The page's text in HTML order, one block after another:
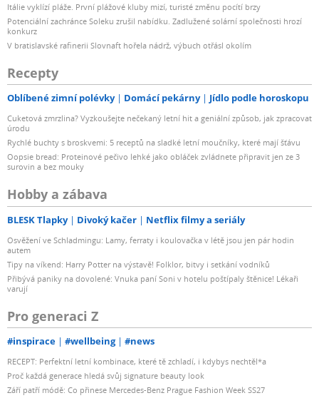
Itálie vyklízí pláže. První plážové kluby mizí, turisté změnu pocítí brzy
Potenciální zachránce Soleku zrušil nabídku. Zadlužené solární společnosti hrozí
konkurz
V bratislavské rafinerii Slovnaft hořela nádrž, výbuch otřásl okolím
Recepty
Oblíbené zimní polévky Domácí pekárny Jídlo podle horoskopu
Cuketová zmrzlina? Vyzkoušejte nečekaný letní hit a geniální způsob, jak zpracovat
úrodu
Rychlé buchty s broskvemi: 5 receptů na sladké letní moučníky, které mají šťávu
Oopsie bread: Proteinové pečivo lehké jako obláček zvládnete připravit jen ze 3
surovin a bez mouky
Hobby a zábava
BLESK Tlapky Divoký kačer Netflix filmy a seriály
Osvěžení ve Schladmingu: Lamy, ferraty i koulovačka v létě jsou jen pár hodin
autem
Tipy na víkend: Harry Potter na výstavě! Folklor, bitvy i setkání vodníků
Přibývá paniky na dovolené: Vnuka paní Soni v hotelu poštípaly štěnice! Lékaři
varují
Pro generaci Z
#inspirace #wellbeing #news
RECEPT: Perfektní letní kombinace, které tě zchladí, i kdybys nechtěl*a
Proč každá generace hledá svůj signature beauty look
Září patří módě: Co přinese Mercedes-Benz Prague Fashion Week SS27